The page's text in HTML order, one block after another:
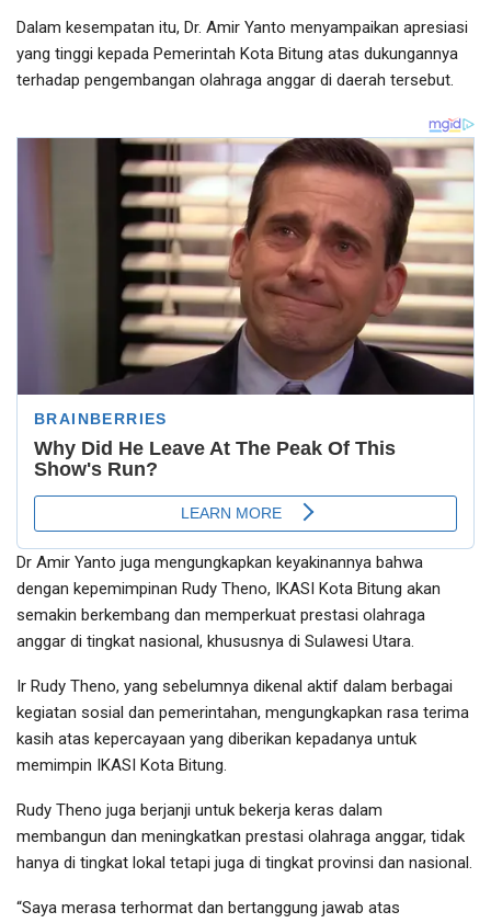
Dalam kesempatan itu, Dr. Amir Yanto menyampaikan apresiasi
yang tinggi kepada Pemerintah Kota Bitung atas dukungannya
terhadap pengembangan olahraga anggar di daerah tersebut.
Dr Amir Yanto juga mengungkapkan keyakinannya bahwa
dengan kepemimpinan Rudy Theno, IKASI Kota Bitung akan
semakin berkembang dan memperkuat prestasi olahraga
anggar di tingkat nasional, khususnya di Sulawesi Utara.
Ir Rudy Theno, yang sebelumnya dikenal aktif dalam berbagai
kegiatan sosial dan pemerintahan, mengungkapkan rasa terima
kasih atas kepercayaan yang diberikan kepadanya untuk
memimpin IKASI Kota Bitung.
Rudy Theno juga berjanji untuk bekerja keras dalam
membangun dan meningkatkan prestasi olahraga anggar, tidak
hanya di tingkat lokal tetapi juga di tingkat provinsi dan nasional.
“Saya merasa terhormat dan bertanggung jawab atas